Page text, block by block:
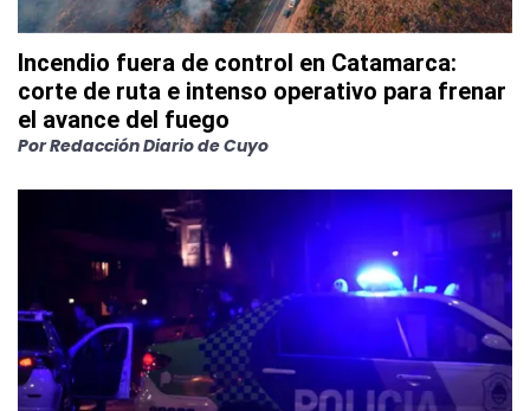
Incendio fuera de control en Catamarca:
corte de ruta e intenso operativo para frenar
el avance del fuego
PorRedacción Diario de Cuyo